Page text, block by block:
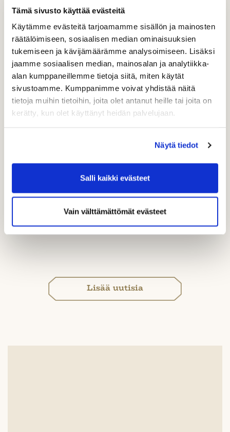
Tämä sivusto käyttää evästeitä
Käytämme evästeitä tarjoamamme sisällön ja mainosten
räätälöimiseen, sosiaalisen median ominaisuuksien
tukemiseen ja kävijämäärämme analysoimiseen. Lisäksi
jaamme sosiaalisen median, mainosalan ja analytiikka-
alan kumppaneillemme tietoja siitä, miten käytät
sivustoamme. Kumppanimme voivat yhdistää näitä
tietoja muihin tietoihin, joita olet antanut heille tai joita on
kerätty, kun olet käyttänyt heidän palvelujaan.
Näytä tiedot
Salli kaikki evästeet
Vain välttämättömät evästeet
TuplaYsi hintaan 79 €
Rock Golf UNLIMITED -arvonta
Lisää uutisia